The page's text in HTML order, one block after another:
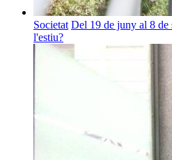
Societat Del 19 de juny al 8 de
l'estiu?